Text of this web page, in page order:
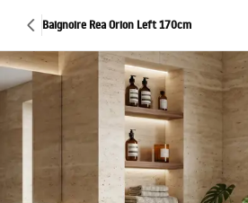
Baignoire Rea Orion Left 170cm